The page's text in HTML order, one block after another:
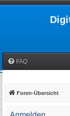
FAQ
Foren-Übersicht